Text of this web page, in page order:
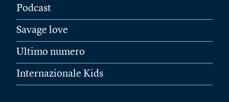
Podcast
Savage love
Ultimo numero
Internazionale Kids